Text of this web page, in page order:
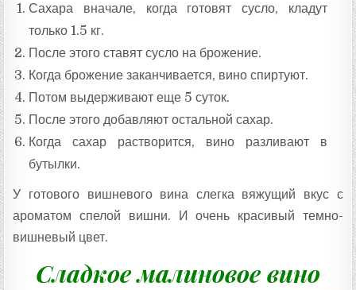
Сахара вначале, когда готовят сусло, кладут
только 1.5 кг.
После этого ставят сусло на брожение.
Когда брожение заканчивается, вино спиртуют.
Потом выдерживают еще 5 суток.
После этого добавляют остальной сахар.
Когда сахар растворится, вино разливают в
бутылки.
У готового вишневого вина слегка вяжущий вкус с
ароматом спелой вишни. И очень красивый темно-
вишневый цвет.
Сладкое малиновое вино